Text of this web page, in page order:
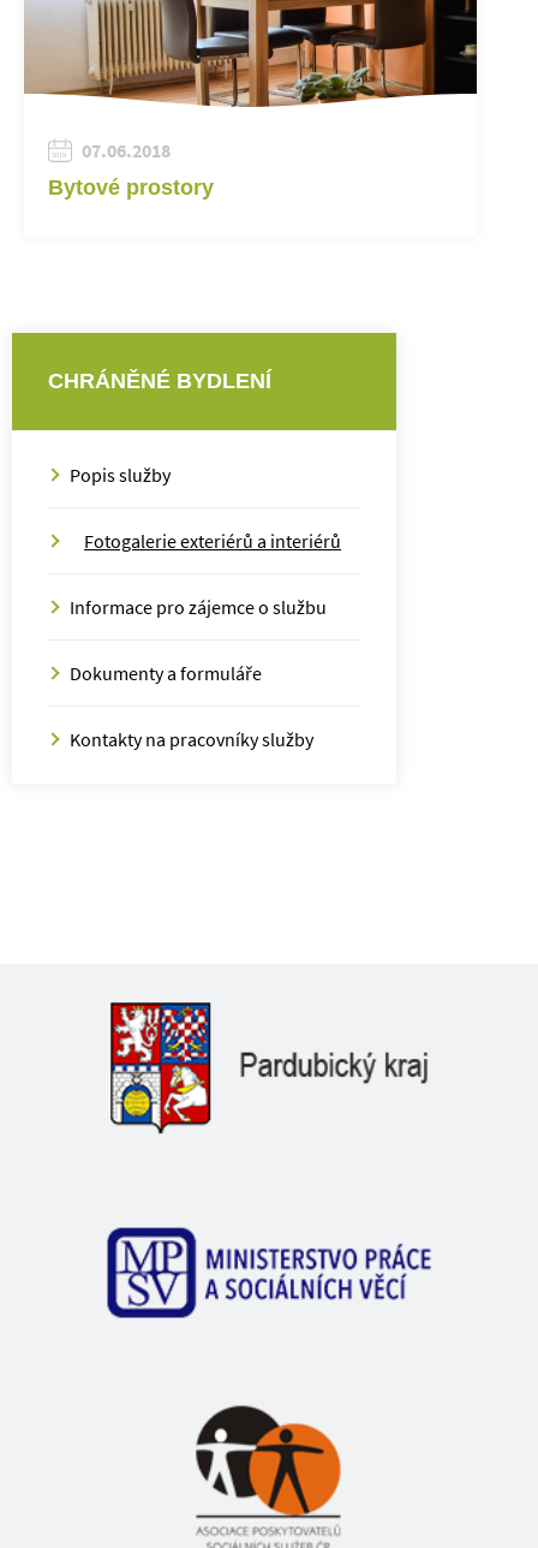
07.06.2018
Bytové prostory
CHRÁNĚNÉ BYDLENÍ
Popis služby
Fotogalerie exteriérů a interiérů
Informace pro zájemce o službu
Dokumenty a formuláře
Kontakty na pracovníky služby